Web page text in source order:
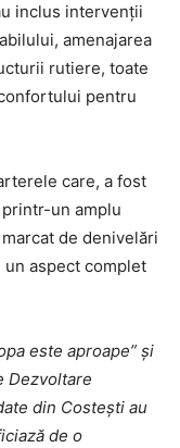
inclus intervenții
amenajarea
rutiere, toate
pentru
care, a fost
un amplu
de denivelări
aspect complet
este aproape” și
Dezvoltare
din Costești au
de o